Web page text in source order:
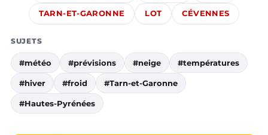
TARN-ET-GARONNE LOT CÉVENNES
SUJETS
#météo #prévisions #neige #températures
#hiver #froid #Tarn-et-Garonne
#Hautes-Pyrénées